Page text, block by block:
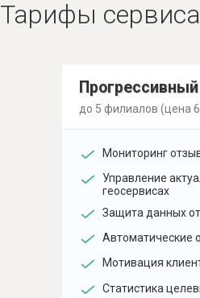
Тарифы
Прогрессивный
до 5 филиалов (цена
Мониторинг
Управление
геосервисах
Защита данных
Автоматические
Мотивация
Статистика